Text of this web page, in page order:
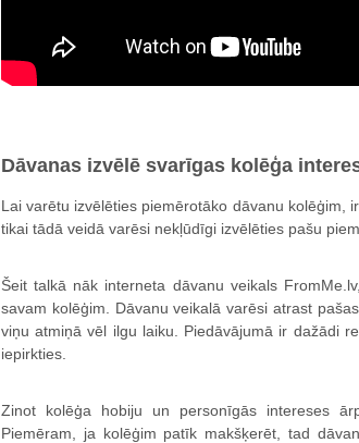
Dāvanas izvēlē svarīgas kolēģa
Lai varētu izvēlēties piemērotāko dāvanu kolēģim,
tikai tādā veidā varēsi nekļūdīgi izvēlēties pašu
Šeit talkā nāk interneta dāvanu veikals
savam kolēģim. Dāvanu veikalā varēsi atrast
viņu atmiņā vēl ilgu laiku. Piedāvājumā ir dažādi
iepirkties.
Zinot kolēģa hobiju un personīgās intereses
Piemēram, ja kolēģim patīk makšķerēt, tad